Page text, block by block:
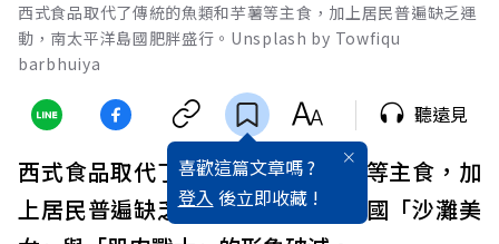
西式食品取代了傳統的魚類和芋薯等主食，加上居民普遍缺乏運
動，南太平洋島國肥胖盛行。Unsplash by Towfiqu
barbhuiya
喜歡這篇文章嗎 ?
登入 後立即收藏 !
聽遠見
西式食品取代了傳統的魚類和芋薯等主食，加
上居民普遍缺乏運動，南太平洋島國「沙灘美